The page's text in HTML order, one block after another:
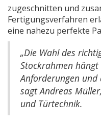
zugeschnitten und
Fertigungsverfahren
eine nahezu perfekte
„Die Wahl des
Stockrahmen
Anforderungen und
sagt Andreas
und Türtechnik.